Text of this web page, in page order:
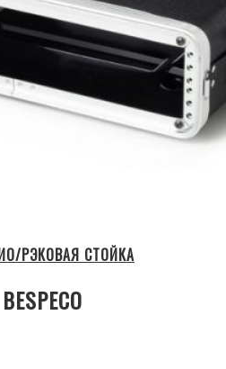
РЭКОВАЯ СТОЙКА